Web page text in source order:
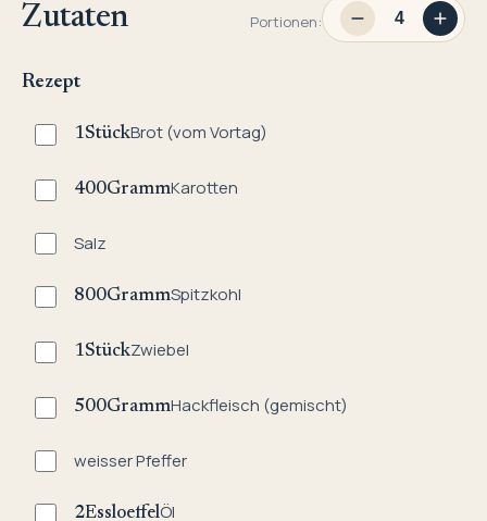
Zutaten Portionen:
Rezept
1StückBrot (vom Vortag)
400GrammKarotten
Salz
800GrammSpitzkohl
1StückZwiebel
500GrammHackfleisch (gemischt)
weisser Pfeffer
2EssloeffelÖl